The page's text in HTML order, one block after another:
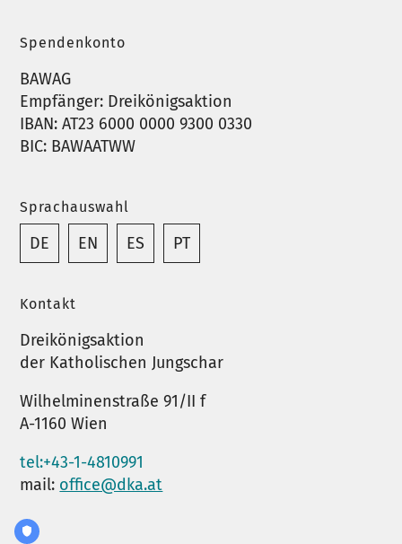
Spendenkonto
BAWAG
Empfänger: Dreikönigsaktion
IBAN: AT23 6000 0000 9300 0330
BIC: BAWAATWW
Sprachauswahl
DE EN ES PT
Kontakt
Dreikönigsaktion
der Katholischen Jungschar
Wilhelminenstraße 91/II f
A-1160 Wien
tel:+43-1-4810991
mail: office@dka.at